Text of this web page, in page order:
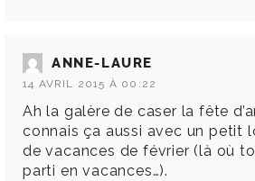
ANNE-LAURE
14 AVRIL 2015 À 00:22
Ah la galère de caser la fête
connais ça aussi avec un petit
de vacances de février (là où
parti en vacances…).